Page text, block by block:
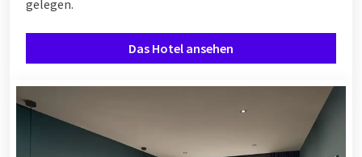
gelegen.
Das Hotel ansehen